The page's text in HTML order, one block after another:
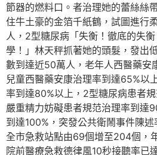
節器的燃料口。者治理她的蕾絲絲
住牛土豪的金箔千紙鶴，試圖進行
人，2型糖尿病「失衡！徹底的失
學！」林天秤抓著她的頭髮，發出
數到達近50萬人，老年人西醫藥安
兒童西醫藥安康治理率到達65%以
率到達80%以上，2型糖尿病患者
嚴重精力妨礙患者規范治理率到達
到達100%，突發公共衛鬧事件陳
全市急救站點由69個增至204個，
院前醫療急救德律風10秒接聽率已